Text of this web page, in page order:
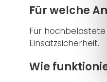
Für welche
Für
Einsatzsicherheit.
Wie